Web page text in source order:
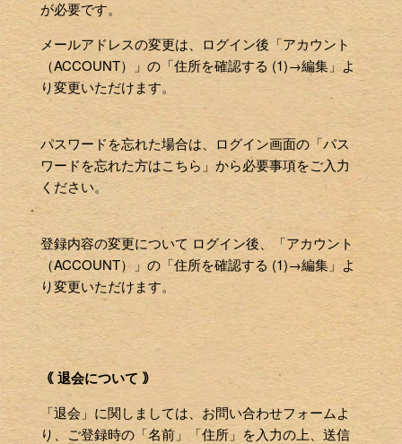
が必要です。
メールアドレスの変更は、ログイン後「アカウント
（ACCOUNT）」の「住所を確認する (1)→編集」よ
り変更いただけます。
パスワードを忘れた場合は、ログイン画面の「パス
ワードを忘れた方はこちら」から必要事項をご入力
ください。
登録内容の変更について ログイン後、「アカウント
（ACCOUNT）」の「住所を確認する (1)→編集」よ
り変更いただけます。
｟ 退会について ｠
「退会」に関しましては、お問い合わせフォームよ
り、ご登録時の「名前」「住所」を入力の上、送信